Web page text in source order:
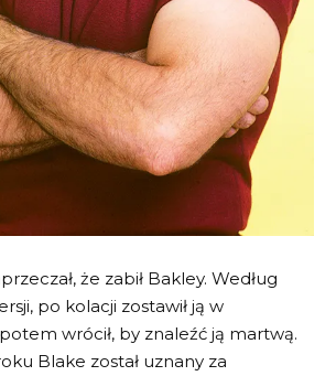
że zabił Bakley. Według
po kolacji zostawił ją w
wrócił, by znaleźć ją martwą.
Blake został uznany za